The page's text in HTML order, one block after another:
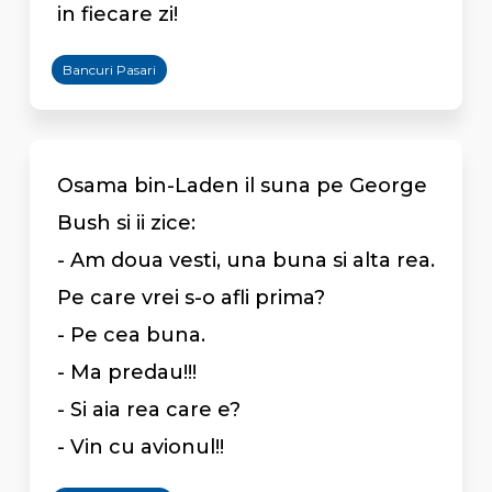
in fiecare zi!
Bancuri Pasari
Osama bin-Laden il suna pe George
Bush si ii zice:
- Am doua vesti, una buna si alta rea.
Pe care vrei s-o afli prima?
- Pe cea buna.
- Ma predau!!!
- Si aia rea care e?
- Vin cu avionul!!